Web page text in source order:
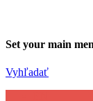
Set your main
Vyhľadať